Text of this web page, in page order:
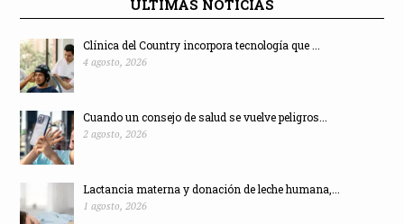
ÚLTIMAS NOTICIAS
Clínica del Country incorpora tecnología que ...
4 agosto, 2026
Cuando un consejo de salud se vuelve peligros...
2 agosto, 2026
Lactancia materna y donación de leche humana,...
1 agosto, 2026